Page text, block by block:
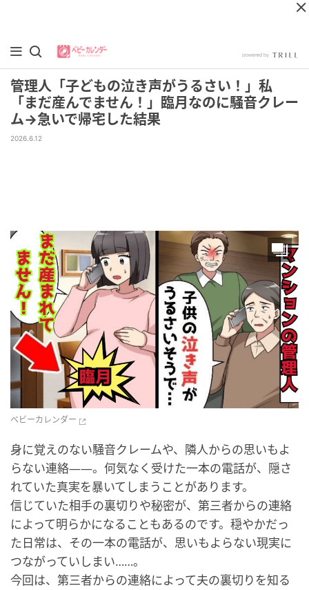
管理人「子どもの泣き声がうるさい！」私
「まだ産んでません！」臨月なのに騒音クレー
ム→急いで帰宅した結果
2026.6.12
ベビーカレンダー
身に覚えのない騒音クレームや、隣人からの思いもよ
らない連絡――。何気なく受けた一本の電話が、隠さ
れていた真実を暴いてしまうことがあります。
信じていた相手の裏切りや秘密が、第三者からの連絡
によって明らかになることもあるのです。穏やかだっ
た日常は、その一本の電話が、思いもよらない現実に
つながっていしまい……。
今回は、第三者からの連絡によって夫の裏切りを知る